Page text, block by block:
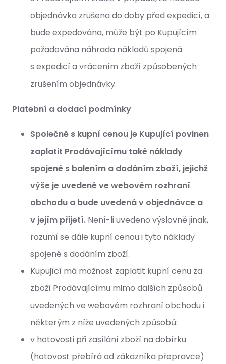
objednávka zrušena do doby před expedicí, a
bude expedována, může být po Kupujícím
požadována náhrada nákladů spojená
s expedicí a vrácením zboží způsobených
zrušením objednávky.
Platební a dodací podmínky
Společně s kupní cenou je Kupující povinen
zaplatit Prodávajícímu také náklady
spojené s balením a dodáním zboží, jejichž
výše je uvedené ve webovém rozhraní
obchodu a bude uvedená v objednávce a
v jejím přijetí. Není-li uvedeno výslovně jinak,
rozumí se dále kupní cenou i tyto náklady
spojené s dodáním zboží.
Kupující má možnost zaplatit kupní cenu za
zboží Prodávajícímu mimo dalších způsobů
uvedených ve webovém rozhraní obchodu i
některým z níže uvedených způsobů:
v hotovosti při zasílání zboží na dobírku
(hotovost přebírá od zákazníka přepravce)